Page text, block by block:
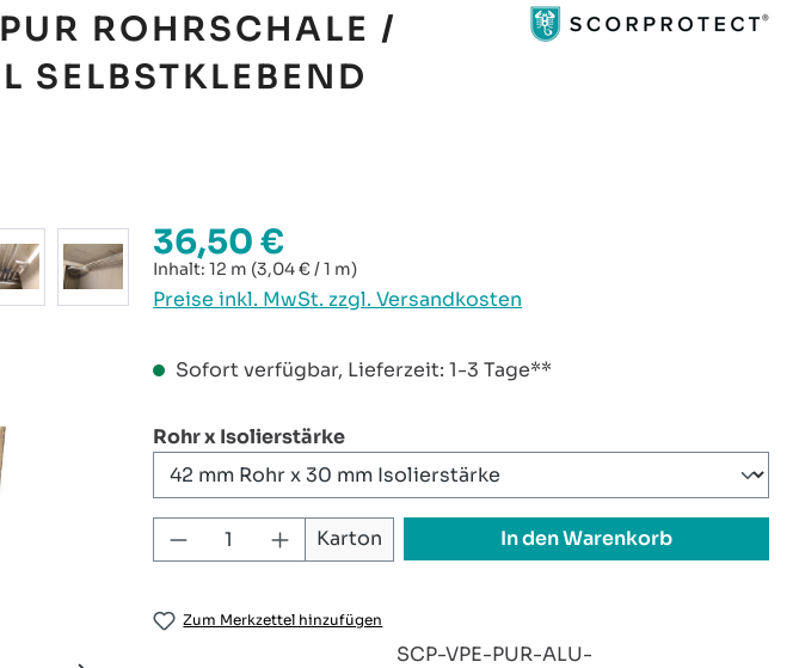
ROHRSCHALE /
SELBSTKLEBEND
Regulärer Preis:
36,50 €
Inhalt:12 m (3,04 € / 1 m)
Preise inkl. MwSt. zzgl. Versandkosten
Sofort verfügbar, Lieferzeit: 1-3 Tage**
Rohr x Isolierstärkeauswählen
Produkt Anzahl: Gib den gewünschten
Karton In den Warenkorb
Zum Merkzettel hinzufügen
SCP-VPE-PUR-ALU-